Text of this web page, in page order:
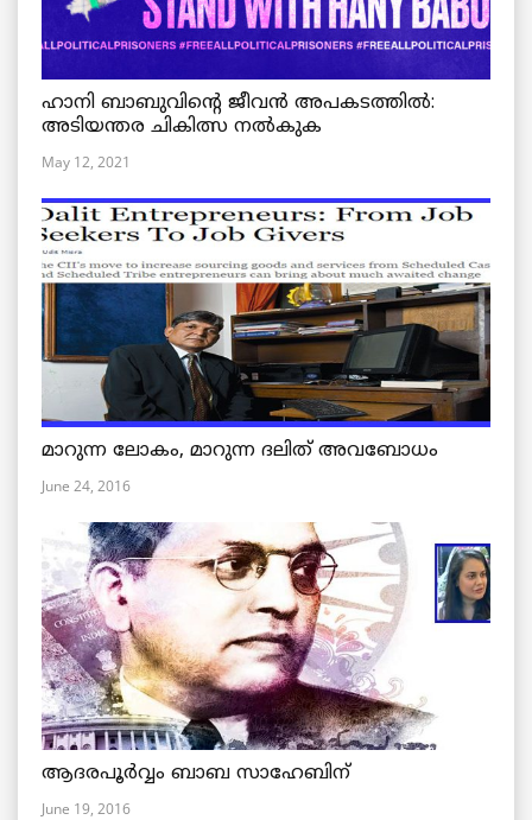
ഹാനി ബാബുവിന്റെ ജീവൻ അപകടത്തിൽ:
അടിയന്തര ചികിത്സ നൽകുക
May 12, 2021
മാറുന്ന ലോകം, മാറുന്ന ദലിത് അവബോധം
June 24, 2016
ആദരപൂര്‍വ്വം ബാബ സാഹേബിന്
June 19, 2016